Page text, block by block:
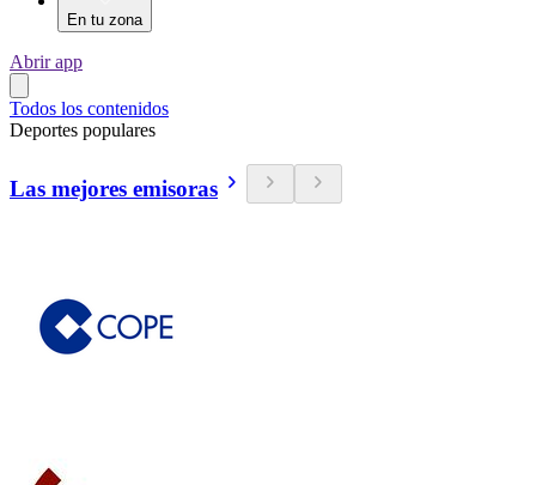
En tu zona
Abrir app
Todos los contenidos
Deportes populares
Las mejores emisoras